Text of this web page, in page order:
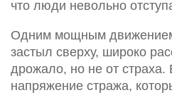
что люди невольно
Одним мощным
застыл сверху, широко
дрожало, но не от страха.
напряжение стража,